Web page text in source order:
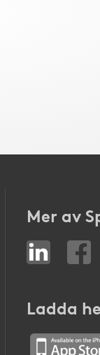
Mer av
Ladda